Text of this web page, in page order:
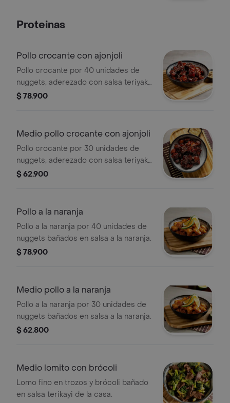
Proteinas
Pollo crocante con ajonjoli
Pollo crocante por 40 unidades de
nuggets, aderezado con salsa teriyaki
y ajonjolí.
$ 78.900
Medio pollo crocante con ajonjoli
Pollo crocante por 30 unidades de
nuggets, aderezado con salsa teriyaki
y ajonjolí.
$ 62.900
Pollo a la naranja
Pollo a la naranja por 40 unidades de
nuggets bañados en salsa a la naranja.
$ 78.900
Medio pollo a la naranja
Pollo a la naranja por 30 unidades de
nuggets bañados en salsa a la naranja.
$ 62.800
Medio lomito con brócoli
Lomo fino en trozos y brócoli bañado
en salsa terikayi de la casa.